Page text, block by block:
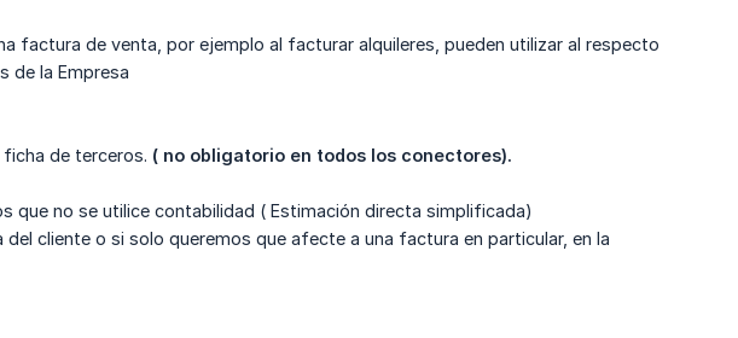
factura de venta, por ejemplo al facturar alquileres, pueden utilizar al respecto
de la Empresa
de terceros. ( no obligatorio en todos los conectores).
que no se utilice contabilidad ( Estimación directa simplificada)
cliente o si solo queremos que afecte a una factura en particular, en la